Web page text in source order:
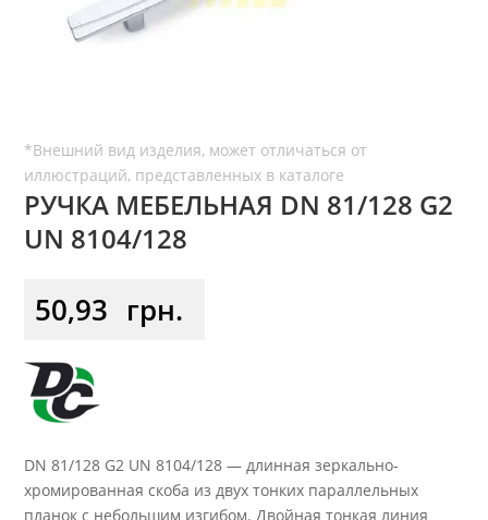
РУЧКА МЕБЕЛЬНАЯ DN 81/128 G2
UN 8104/128
50,93 грн.
DN 81/128 G2 UN 8104/128 — длинная зеркально-
хромированная скоба из двух тонких параллельных
планок с небольшим изгибом. Двойная тонкая линия